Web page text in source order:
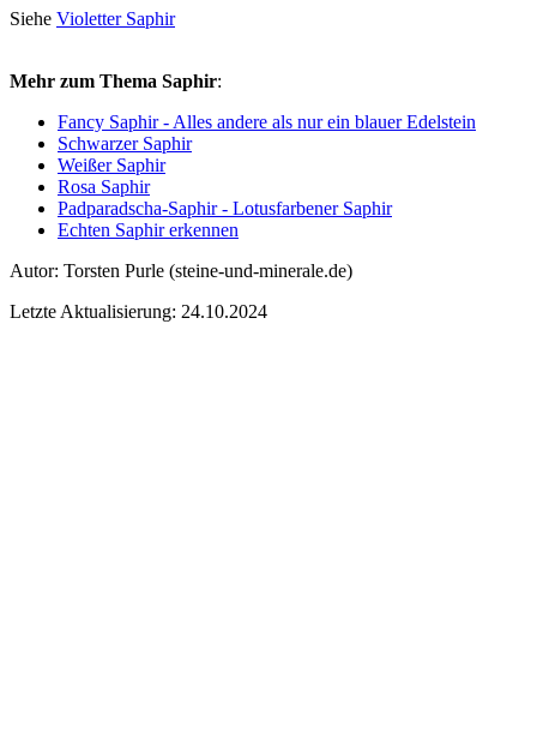
Siehe Violetter Saphir
Mehr zum Thema Saphir:
Fancy Saphir - Alles andere als nur ein blauer Edelstein
Schwarzer Saphir
Weißer Saphir
Rosa Saphir
Padparadscha-Saphir - Lotusfarbener Saphir
Echten Saphir erkennen
Autor: Torsten Purle (steine-und-minerale.de)
Letzte Aktualisierung: 24.10.2024